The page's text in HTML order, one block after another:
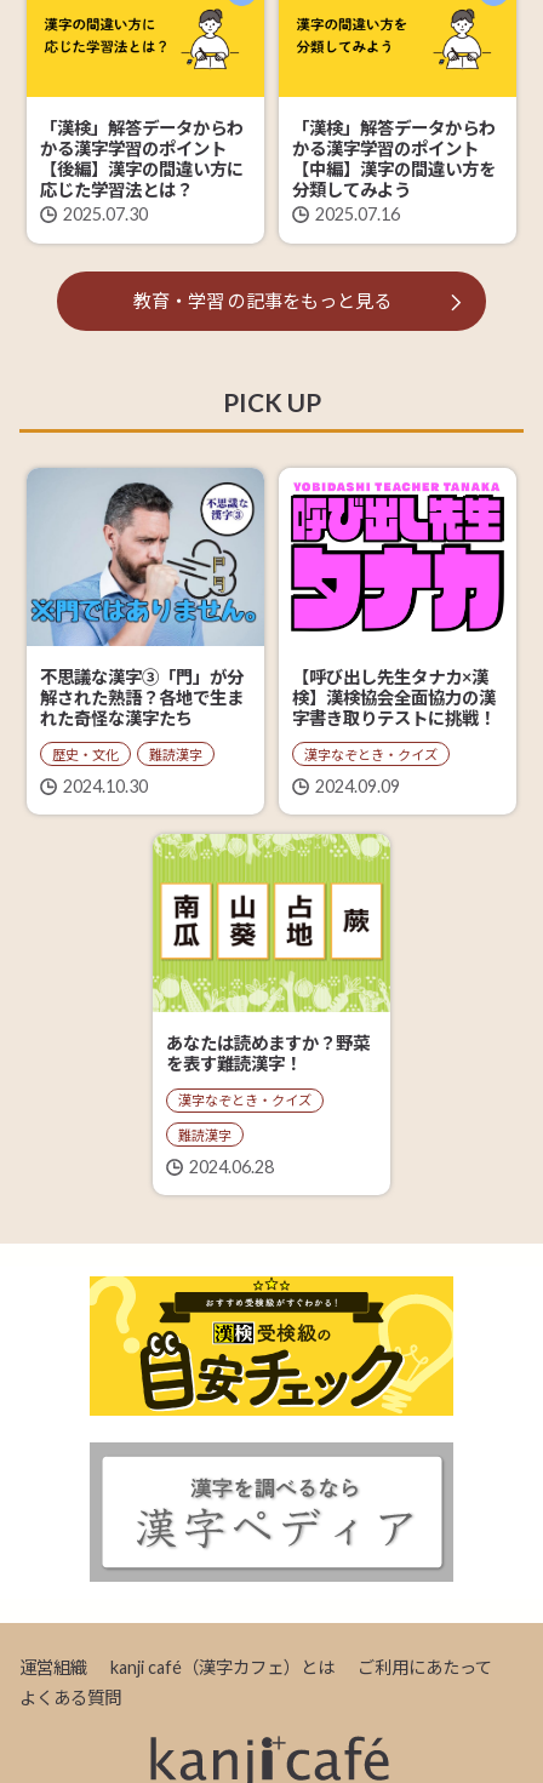
「漢検」解答データからわ
かる漢字学習のポイント
【後編】漢字の間違い方に
応じた学習法とは？
2025.07.30
「漢検」解答データからわ
かる漢字学習のポイント
【中編】漢字の間違い方を
分類してみよう
2025.07.16
教育・学習 の記事をもっと見る
PICK UP
不思議な漢字③「門」が分
解された熟語？各地で生ま
れた奇怪な漢字たち
歴史・文化 難読漢字
2024.10.30
【呼び出し先生タナカ×漢
検】漢検協会全面協力の漢
字書き取りテストに挑戦！
漢字なぞとき・クイズ
2024.09.09
あなたは読めますか？野菜
を表す難読漢字！
漢字なぞとき・クイズ
難読漢字
2024.06.28
運営組織 kanji café（漢字カフェ）とは
ご利用にあたって
よくある質問